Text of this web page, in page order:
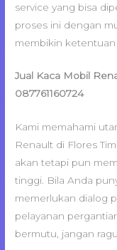
service yang bisa
proses ini dengan
membikin
Jual Kaca Mobil
087761160724
Kami memahami
Renault di Flores
akan tetapi pun
tinggi. Bila Anda
memerlukan dialog
pelayanan
bermutu, jangan